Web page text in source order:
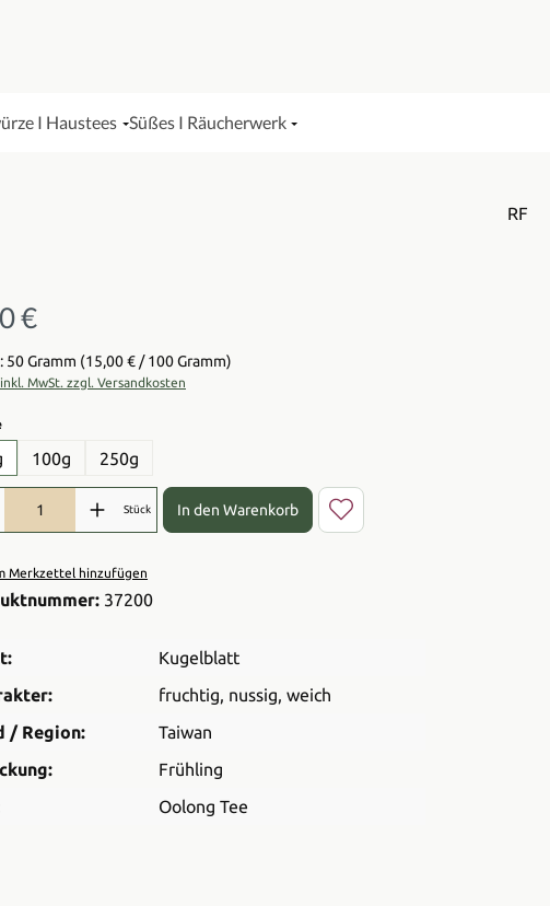
I Haustees Süßes I Räucherwerk
RF
Preis:
€
50 Gramm (15,00 € / 100 Gramm)
MwSt. zzgl. Versandkosten
auswählen
100g 250g
Anzahl: Gib den gewünschten Wert ein oder benutze die
Stück In den Warenkorb
Merkzettel hinzufügen
37200
Kugelblatt
fruchtig, nussig, weich
/ Region:
Taiwan
Frühling
Oolong Tee